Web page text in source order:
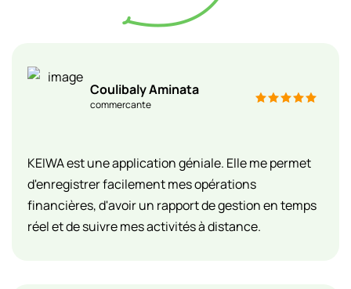
Coulibaly Aminata
commercante
KEIWA est une application géniale. Elle me permet
d'enregistrer facilement mes opérations
financières, d'avoir un rapport de gestion en temps
réel et de suivre mes activités à distance.